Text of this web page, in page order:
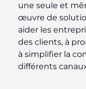
une seule et
œuvre de
aider les
des clients, à
à simplifier la
différents